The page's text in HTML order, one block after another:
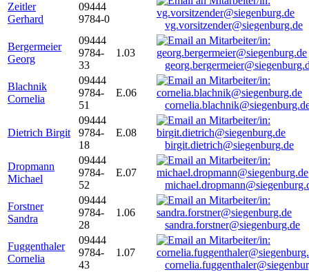
Zeitler
Gerhard
09444
9784-0
vg.vorsitzender@siegenburg.de
Bergermeier
Georg
09444
9784-
33
1.03
Blachnik
Cornelia
09444
9784-
51
E.06
Dietrich Birgit
09444
9784-
18
E.08
birgit.dietrich@siegenburg.de
Dropmann
Michael
09444
9784-
52
E.07
Forstner
Sandra
09444
9784-
28
1.06
sandra.forstner@siegenburg.de
Fuggenthaler
Cornelia
09444
9784-
43
1.07